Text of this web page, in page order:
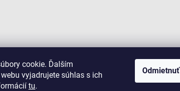
cookie. Ďalším
vyjadrujete súhlas s ich
tu.
Odmietnuť